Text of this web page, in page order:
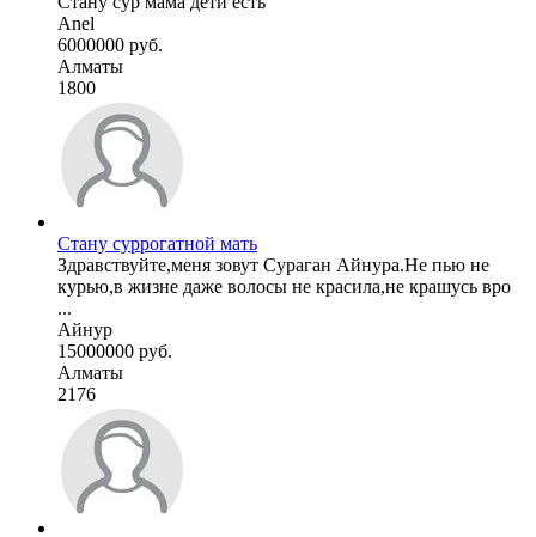
Anel
6000000 руб.
Алматы
1800
Стану суррогатной мать
Здравствуйте,меня зовут Сураган Айнура.Не пью не
курью,в жизне даже волосы не красила,не крашусь вро
...
Айнур
15000000 руб.
Алматы
2176